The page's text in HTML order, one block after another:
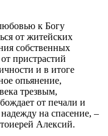
к Богу
от житейских
собственных
пристрастий
и в итоге
опьянение,
трезвым,
от печали и
на спасение, –
Алексий.